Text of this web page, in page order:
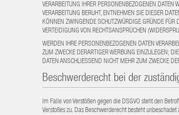
VERARBEITUNG IHRER PERSONENBEZOGENEN
VERARBEITUNG BERUHT, ENTNEHMEN SIE DIESER
KÖNNEN ZWINGENDE SCHUTZWÜRDIGE GRÜNDE FÜR
VERTEIDIGUNG VON RECHTSANSPRÜCHEN
WERDEN IHRE PERSONENBEZOGENEN DATEN
ZUM ZWECKE DERARTIGER WERBUNG EINZULEGEN;
DATEN ANSCHLIESSEND NICHT MEHR ZUM ZWECKE
Beschwerderecht bei der
Im Falle von Verstößen gegen die DSGVO steht den
Verstoßes zu. Das Beschwerderecht besteht